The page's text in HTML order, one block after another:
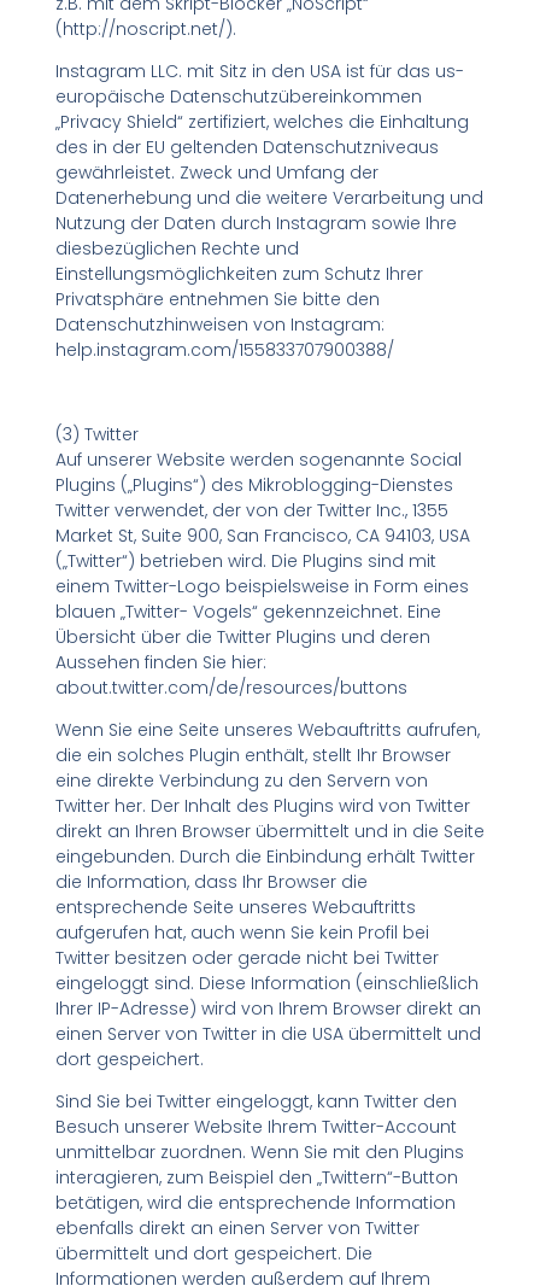
(http://noscript.net/).
Instagram LLC. mit Sitz in den USA ist für das us-
europäische Datenschutzübereinkommen
„Privacy Shield“ zertifiziert, welches die Einhaltung
des in der EU geltenden Datenschutzniveaus
gewährleistet. Zweck und Umfang der
Datenerhebung und die weitere Verarbeitung und
Nutzung der Daten durch Instagram sowie Ihre
diesbezüglichen Rechte und
Einstellungsmöglichkeiten zum Schutz Ihrer
Privatsphäre entnehmen Sie bitte den
Datenschutzhinweisen von Instagram:
help.instagram.com/155833707900388/
(3) Twitter
Auf unserer Website werden sogenannte Social
Plugins („Plugins“) des Mikroblogging-Dienstes
Twitter verwendet, der von der Twitter Inc., 1355
Market St, Suite 900, San Francisco, CA 94103, USA
(„Twitter“) betrieben wird. Die Plugins sind mit
einem Twitter-Logo beispielsweise in Form eines
blauen „Twitter- Vogels“ gekennzeichnet. Eine
Übersicht über die Twitter Plugins und deren
Aussehen finden Sie hier:
about.twitter.com/de/resources/buttons
Wenn Sie eine Seite unseres Webauftritts aufrufen,
die ein solches Plugin enthält, stellt Ihr Browser
eine direkte Verbindung zu den Servern von
Twitter her. Der Inhalt des Plugins wird von Twitter
direkt an Ihren Browser übermittelt und in die Seite
eingebunden. Durch die Einbindung erhält Twitter
die Information, dass Ihr Browser die
entsprechende Seite unseres Webauftritts
aufgerufen hat, auch wenn Sie kein Profil bei
Twitter besitzen oder gerade nicht bei Twitter
eingeloggt sind. Diese Information (einschließlich
Ihrer IP-Adresse) wird von Ihrem Browser direkt an
einen Server von Twitter in die USA übermittelt und
dort gespeichert.
Sind Sie bei Twitter eingeloggt, kann Twitter den
Besuch unserer Website Ihrem Twitter-Account
unmittelbar zuordnen. Wenn Sie mit den Plugins
interagieren, zum Beispiel den „Twittern“-Button
betätigen, wird die entsprechende Information
ebenfalls direkt an einen Server von Twitter
übermittelt und dort gespeichert. Die
Informationen werden außerdem auf Ihrem